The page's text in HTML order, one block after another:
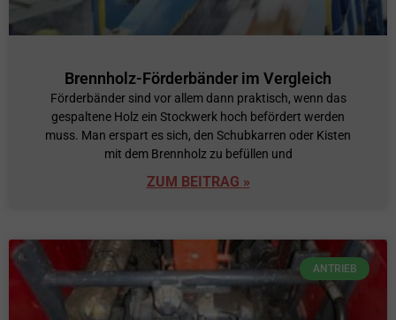
Brennholz-Förderbänder im Vergleich
Förderbänder sind vor allem dann praktisch, wenn das
gespaltene Holz ein Stockwerk hoch befördert werden
muss. Man erspart es sich, den Schubkarren oder Kisten
mit dem Brennholz zu befüllen und
ZUM BEITRAG »
ANTRIEB